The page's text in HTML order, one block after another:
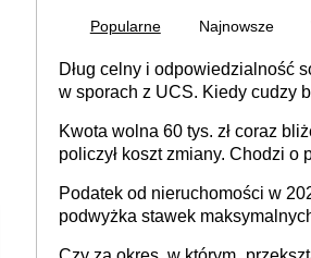
Popularne Najnowsze
Dług celny i odpowiedzialność
w sporach z UCS. Kiedy cudzy
Kwota wolna 60 tys. zł coraz
policzył koszt zmiany. Chodzi o
Podatek od nieruchomości w
podwyżka stawek